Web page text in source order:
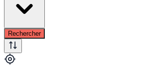
Rechercher